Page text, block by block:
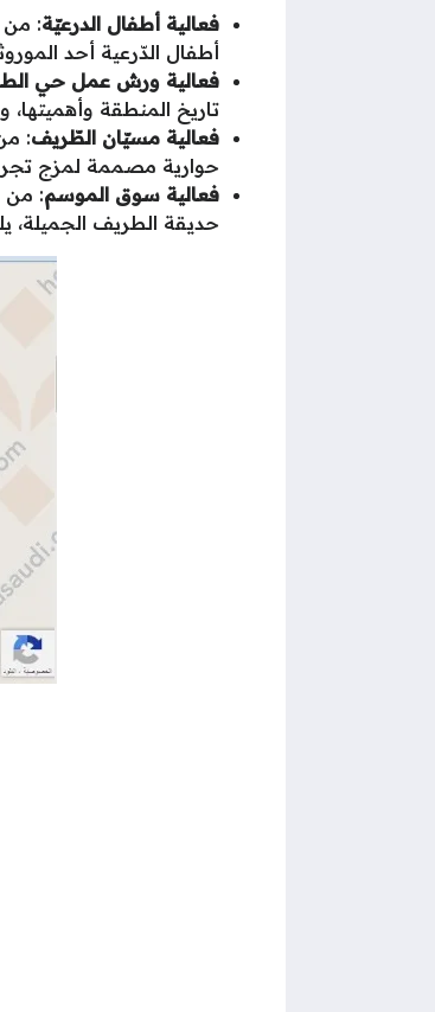
فعالية أطفال الدرعيّة
أطفال الدّرعية أحد
فعالية ورش عمل حي
تاريخ المنطقة وأهميتها،
فعالية مسيّان الطّريف
حوارية مصممة لمزج
فعالية سوق الموسم
حديقة الطريف الجميلة،